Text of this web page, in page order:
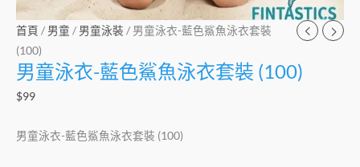
首頁 / 男童 / 男童泳裝 / 男童泳衣-藍色鯊魚泳衣套裝
(100)
男童泳衣-藍色鯊魚泳衣套裝 (100)
$99
男童泳衣-藍色鯊魚泳衣套裝 (100)